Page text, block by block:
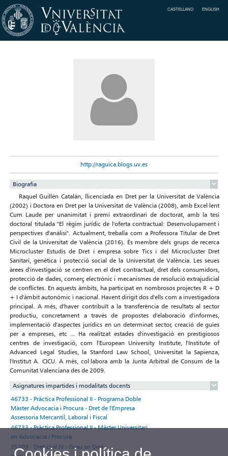
CASTELLANO ENGLISH
http://raguica.blogs.uv.es
Biografia
Raquel Guillén Catalán, llicenciada en Dret per la Universitat de València
(2002) i Doctora en Dret per la Universitat de València (2008), amb Excel·lent
Cum Laude per unanimitat i premi extraordinari de doctorat, amb la tesi
doctoral titulada "El règim jurídic de l'oferta contractual: Desenvolupament i
perspectives d'anàlisi". Actualment, treballa com a Professora Titular de Dret
Civil de la Universitat de València (2016). És membre dels grups de recerca
Microcluster Estudis de Dret i empresa sobre Tics i del Microcluster Dret
Sanitari, genètica i protecció social de la Universitat de València. Les seues
àrees d'investigació se centren en el dret contractual, dret dels consumidors,
protecció de dades, comerç electrònic i mecanismes de resolució extrajudicial
de conflictes. En aquests àmbits, ha participat en nombrosos projectes R + D
+ I d'àmbit autonòmic i nacional. Havent dirigit dos d'ells com a investigadora
principal. A més, d'haver contribuït a la transferència de resultats al sector
productiu, concretament a través de propostes d'elaboració d'informes,
implementació d'aspectes jurídics en un determinat sector, creació de guies
per a empreses, etc ... Ha realitzat estades d'investigació en prestigiosos
centres de investigació, com l'European University Institute, l'Institute of
Advanced Legal Studies, la Stanford Law School, Universitat la Sapienza,
l'Institut A. CICU. A més, col·labora amb la Junta Arbitral de Consum de la
Comunitat Valenciana des de 2009.
Asignatures impartides i modalitats docents
46733 - Pràctica Professional II - Programa Doble
Màster Advocacia i Procura - Dret de l'Empresa
Assessoria Mercantil, Laboral i Fiscal
46733 - Pràctica Professional II - Màster Universitari
en Advocacia i Procura
35209 - Dret civil IV - Grau en Dret